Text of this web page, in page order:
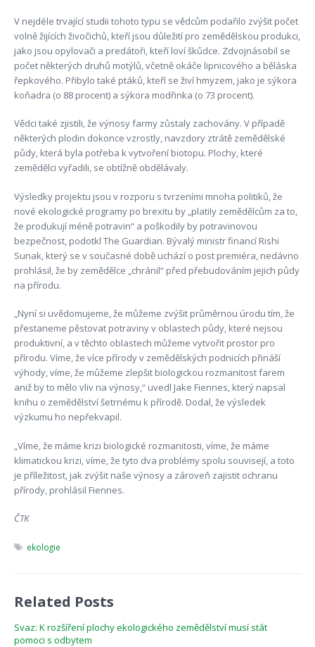
V nejdéle trvající studii tohoto typu se vědcům podařilo zvýšit počet
volně žijících živočichů, kteří jsou důležití pro zemědělskou produkci,
jako jsou opylovači a predátoři, kteří loví škůdce. Zdvojnásobil se
počet některých druhů motýlů, včetně okáče lipnicového a běláska
řepkového. Přibylo také ptáků, kteří se živí hmyzem, jako je sýkora
koňadra (o 88 procent) a sýkora modřinka (o 73 procent).
Vědci také zjistili, že výnosy farmy zůstaly zachovány. V případě
některých plodin dokonce vzrostly, navzdory ztrátě zemědělské
půdy, která byla potřeba k vytvoření biotopu. Plochy, které
zemědělci vyřadili, se obtížně obdělávaly.
Výsledky projektu jsou v rozporu s tvrzeními mnoha politiků, že
nové ekologické programy po brexitu by „platily zemědělcům za to,
že produkují méně potravin“ a poškodily by potravinovou
bezpečnost, podotkl The Guardian. Bývalý ministr financí Rishi
Sunak, který se v současné době uchází o post premiéra, nedávno
prohlásil, že by zemědělce „chránil“ před přebudováním jejich půdy
na přírodu.
„Nyní si uvědomujeme, že můžeme zvýšit průměrnou úrodu tím, že
přestaneme pěstovat potraviny v oblastech půdy, které nejsou
produktivní, a v těchto oblastech můžeme vytvořit prostor pro
přírodu. Víme, že více přírody v zemědělských podnicích přináší
výhody, víme, že můžeme zlepšit biologickou rozmanitost farem
aniž by to mělo vliv na výnosy,“ uvedl Jake Fiennes, který napsal
knihu o zemědělství šetrnému k přírodě. Dodal, že výsledek
výzkumu ho nepřekvapil.
„Víme, že máme krizi biologické rozmanitosti, víme, že máme
klimatickou krizi, víme, že tyto dva problémy spolu souvisejí, a toto
je příležitost, jak zvýšit naše výnosy a zároveň zajistit ochranu
přírody, prohlásil Fiennes.
ČTK
ekologie
Related Posts
Svaz: K rozšíření plochy ekologického zemědělství musí stát
pomoci s odbytem